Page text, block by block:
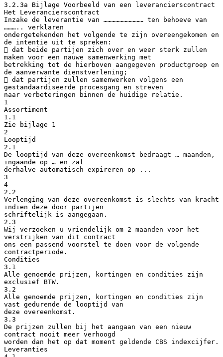
3.2.3a Bijlage Voorbeeld van een leverancierscontract
Het Leverancierscontract
Inzake de leverantie van ………………………… ten behoeve van
……….. verklaren
ondergetekenden het volgende te zijn overeengekomen en
de intentie uit te spreken:
 dat beide partijen zich over en weer sterk zullen
maken voor een nauwe samenwerking met
betrekking tot de hierboven aangegeven productgroep en
de aanverwante dienstverlening;
 dat partijen zullen samenwerken volgens een
gestandaardiseerde procesgang en streven
naar verbeteringen binnen de huidige relatie.
1
Assortiment
1.1
Zie bijlage 1
2
Looptijd
2.1
De looptijd van deze overeenkomst bedraagt … maanden,
ingaande op … en zal
derhalve automatisch expireren op ...
3
4
2.2
Verlenging van deze overeenkomst is slechts van kracht
indien deze door partijen
schriftelijk is aangegaan.
2.3
Wij verzoeken u vriendelijk om 2 maanden voor het
verstrijken van dit contract
ons een passend voorstel te doen voor de volgende
contractperiode.
Condities
3.1
Alle genoemde prijzen, kortingen en condities zijn
exclusief BTW.
3.2
Alle genoemde prijzen, kortingen en condities zijn
vast gedurende de looptijd van
deze overeenkomst.
3.3
De prijzen zullen bij het aangaan van een nieuw
contract nooit meer verhoogd
worden dan het op dat moment geldende CBS indexcijfer.
Leveranties